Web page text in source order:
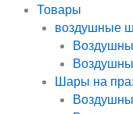
Товары
воздушные
Шары на